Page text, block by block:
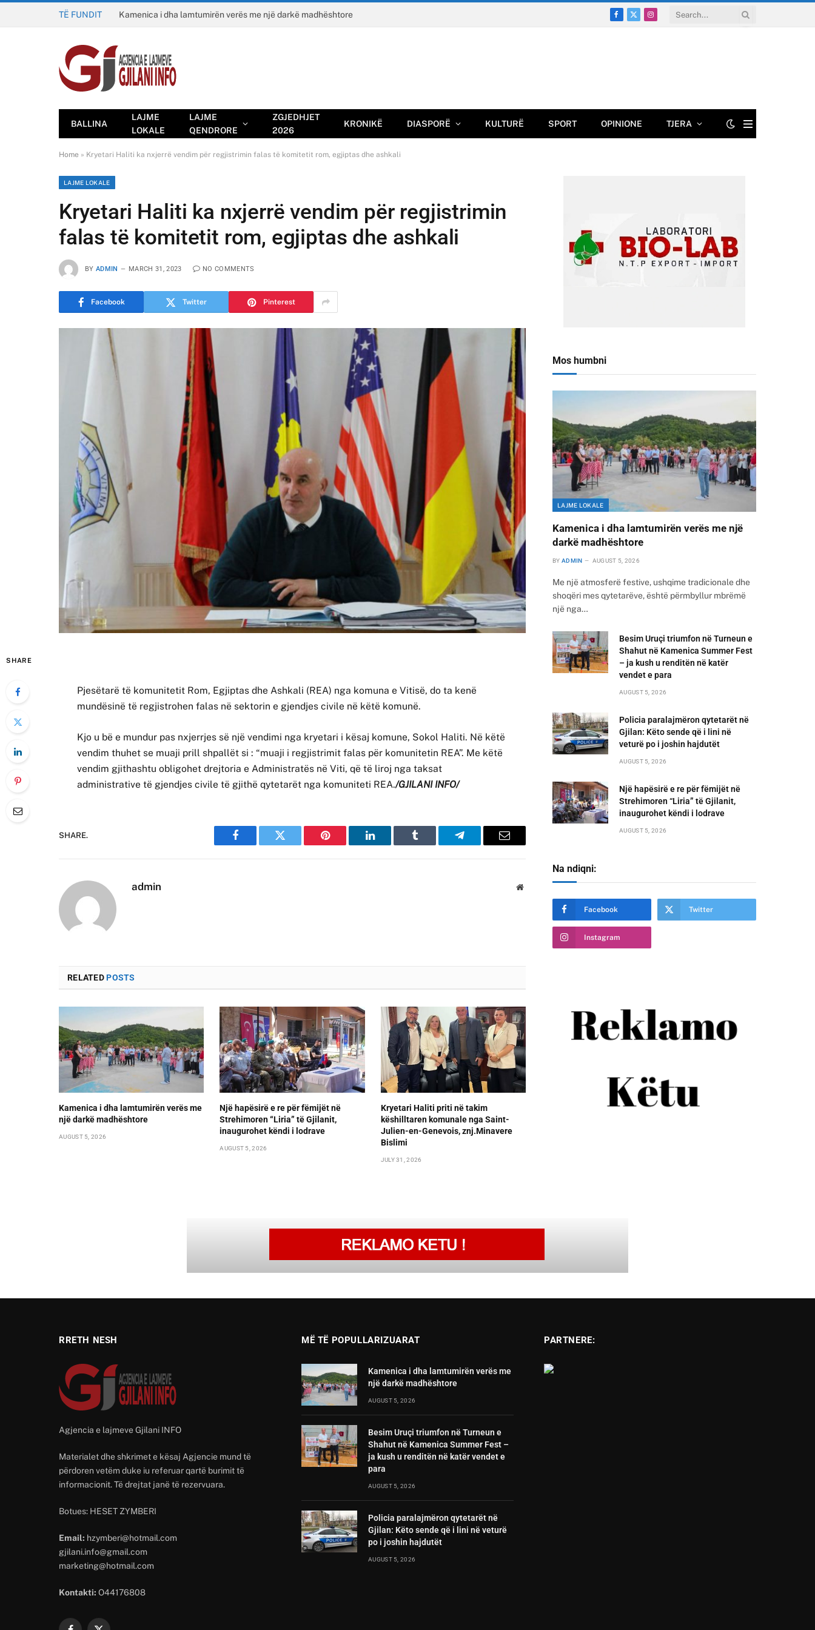
TË FUNDIT Kamenica i dha lamtumirën verës me një darkë madhështore
Facebook
X
Instagram
BALLINA
LAJME
LOKALE
LAJME
QENDRORE
ZGJEDHJET
2026
KRONIKË DIASPORË KULTURË SPORT OPINIONE TJERA
Home » Kryetari Haliti ka nxjerrë vendim për regjistrimin falas të komitetit rom, egjiptas dhe ashkali
LAJME LOKALE
Kryetari Haliti ka nxjerrë vendim për regjistrimin
falas të komitetit rom, egjiptas dhe ashkali
BY ADMIN MARCH 31, 2023 NO COMMENTS
Facebook Twitter Pinterest
SHARE
Pjesëtarë të komunitetit Rom, Egjiptas dhe Ashkali (REA) nga komuna e Vitisë, do ta kenë
mundësinë të regjistrohen falas në sektorin e gjendjes civile në këtë komunë.
Kjo u bë e mundur pas nxjerrjes së një vendimi nga kryetari i kësaj komune, Sokol Haliti. Në këtë
vendim thuhet se muaji prill shpallët si : “muaji i regjistrimit falas për komunitetin REA”. Me këtë
vendim gjithashtu obligohet drejtoria e Administratës në Viti, që të liroj nga taksat
administrative të gjendjes civile të gjithë qytetarët nga komuniteti REA./GJILANI INFO/
SHARE.
Facebook Twitter Pinterest LinkedIn Tumblr Telegram Email
admin Website
RELATEDPOSTS
Kamenica i dha lamtumirën verës me
një darkë madhështore
AUGUST 5, 2026
Një hapësirë e re për fëmijët në
Strehimoren “Liria” të Gjilanit,
inaugurohet këndi i lodrave
AUGUST 5, 2026
Kryetari Haliti priti në takim
këshilltaren komunale nga Saint-
Julien-en-Genevois, znj.Minavere
Bislimi
JULY 31, 2026
Mos humbni
LAJME LOKALE
Kamenica i dha lamtumirën verës me një
darkë madhështore
BY ADMIN AUGUST 5, 2026
Me një atmosferë festive, ushqime tradicionale dhe
shoqëri mes qytetarëve, është përmbyllur mbrëmë
një nga…
Besim Uruçi triumfon në Turneun e
Shahut në Kamenica Summer Fest
– ja kush u renditën në katër
vendet e para
AUGUST 5, 2026
Policia paralajmëron qytetarët në
Gjilan: Këto sende që i lini në
veturë po i joshin hajdutët
AUGUST 5, 2026
Një hapësirë e re për fëmijët në
Strehimoren “Liria” të Gjilanit,
inaugurohet këndi i lodrave
AUGUST 5, 2026
Na ndiqni:
Facebook Twitter
Instagram
RRETH NESH
Agjencia e lajmeve Gjilani INFO
Materialet dhe shkrimet e kësaj Agjencie mund të
përdoren vetëm duke iu referuar qartë burimit të
informacionit. Të drejtat janë të rezervuara.
Botues: HESET ZYMBERI
Email: hzymberi@hotmail.com
gjilani.info@gmail.com
marketing@hotmail.com
Kontakti: O44176808
MË TË POPULLARIZUARAT
Kamenica i dha lamtumirën verës me
një darkë madhështore
AUGUST 5, 2026
Besim Uruçi triumfon në Turneun e
Shahut në Kamenica Summer Fest –
ja kush u renditën në katër vendet e
para
AUGUST 5, 2026
Policia paralajmëron qytetarët në
Gjilan: Këto sende që i lini në veturë
po i joshin hajdutët
AUGUST 5, 2026
PARTNERE: